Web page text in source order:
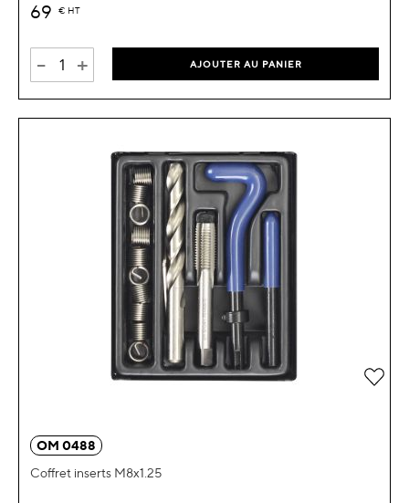
69 € HT
- + AJOUTER AU PANIER
OM 0488
Coffret inserts M8x1.25